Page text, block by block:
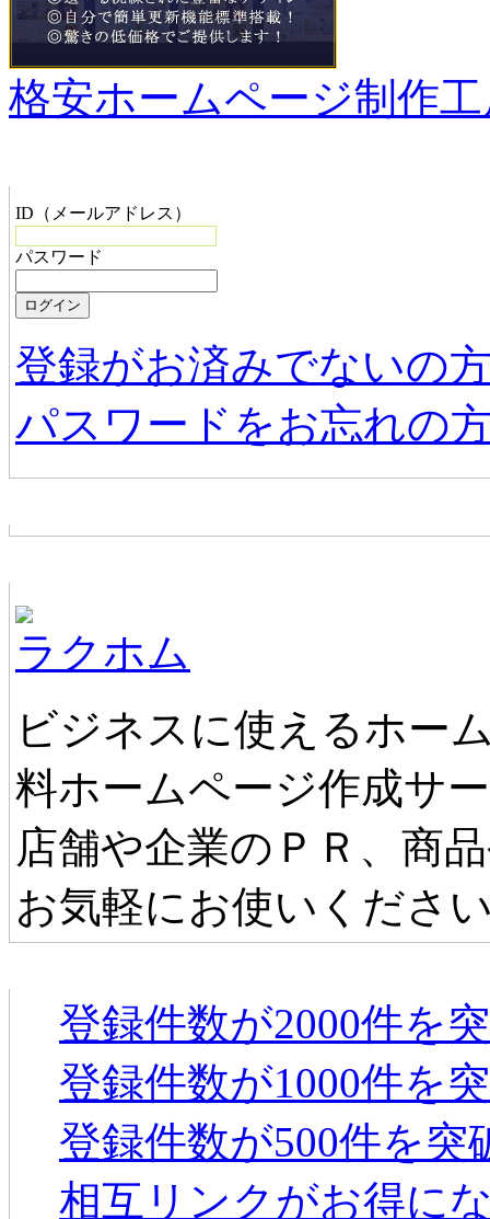
格安ホームページ制作
ID（メールアドレス）
パスワード
登録がお済みでないの
パスワードをお忘れの
ラクホム
ビジネスに使えるホー
料ホームページ作成サ
店舗や企業のＰＲ、商
お気軽にお使いくださ
登録件数が2000件を
登録件数が1000件を
登録件数が500件を突
相互リンクがお得に